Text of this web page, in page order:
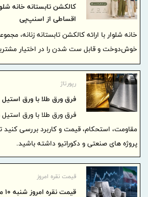
کالکشن تابستانه خانه
اقساطی از اسنپ‌پی
خانه شلوار با ارائه کالکشن تابستانه زنانه،
خوش‌دوخت و قابل ست شدن را در اختیار
رپورتاژ
فرق ورق طلا با ورق استیل
فرق ورق طلا با ورق
مقاومت، استحکام، قیمت و کاربرد بررسی کنید
پروژه های صنعتی و دکوراتیو داشته باشید.
قیمت نقره امروز